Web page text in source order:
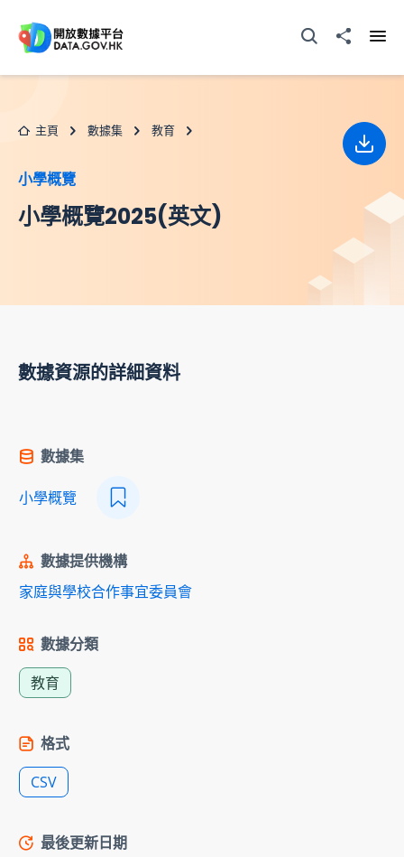
打開搜尋器分享至
主頁 數據集 教育
小學概覽
小學概覽2025(英文)
下載
數據資源的詳細資料
數據集
小學概覽
數據提供機構
家庭與學校合作事宜委員會
數據分類
教育
格式
CSV
最後更新日期